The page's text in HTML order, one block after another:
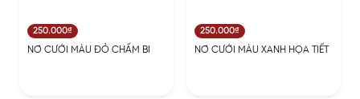
250.000₫
NƠ CƯỚI MÀU ĐỎ CHẤM BI
250.000₫
NƠ CƯỚI MÀU XANH HỌA TIẾT